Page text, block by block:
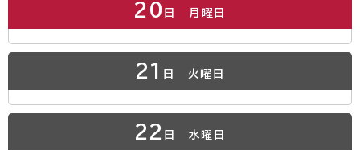
20 日 月曜日
21 日 火曜日
22 日 水曜日